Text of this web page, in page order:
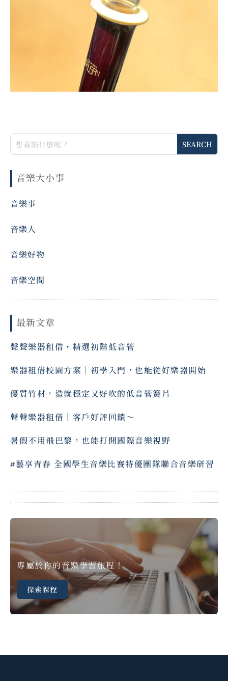
音樂大小事
音樂事
音樂人
音樂好物
音樂空間
最新文章
聲聲樂器租借・精選初階低音管
樂器租借校園方案｜初學入門，也能從好樂器開始
優質竹材，造就穩定又好吹的低音管簧片
聲聲樂器租借｜客戶好評回饋～ ⠀
暑假不用飛巴黎，也能打開國際音樂視野
#藝享青春 全國學生音樂比賽特優團隊聯合音樂研習
專屬於你的音樂學習旅程！
探索課程